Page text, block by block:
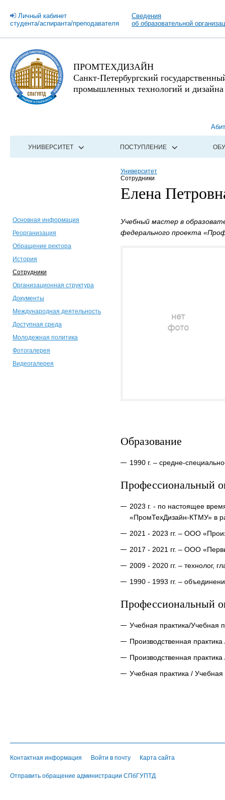
Личный кабинет
студента/аспиранта/преподавателя
Сведения
об образовательной
ПРОМТЕХДИЗАЙН
Санкт-Петербургский
промышленных технологий и дизайна
УНИВЕРСИТЕТ ПОСТУПЛЕНИЕ
Университет
Сотрудники
Елена
Основная информация
Реорганизация
Обращение ректора
История
Сотрудники
Организационная структура
Документы
Международная деятельность
Доступная среда
Молодежная политика
Фотогалерея
Видеогалерея
Учебный мастер в
федерального проекта
Образование
1990 г. – cредне-
Профессиональный
2023 г. - по настоящее
«ПромТехДизайн-КТМУ» в
2021 - 2023 гг. – ООО
2017 - 2021 гг. – ООО
2009 - 2020 гг. – технолог,
1990 - 1993 гг. –
Профессиональный
Учебная практика/Учебная
Производственная
Производственная
Учебная практика / Учебная
Контактная информация Войти в почту Карта сайта
Отправить обращение администрации СПбГУПТД